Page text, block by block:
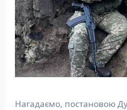
Нагадаємо, постановою